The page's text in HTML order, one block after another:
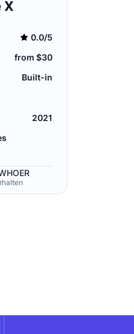
X
0.0/5
from $30
Built-in
2021